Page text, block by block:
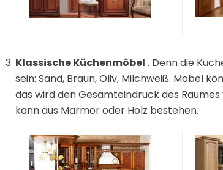
Klassische Küchenmöbel . Denn die
sein: Sand, Braun, Oliv, Milchweiß. Möbel
das wird den Gesamteindruck des
kann aus Marmor oder Holz bestehen.